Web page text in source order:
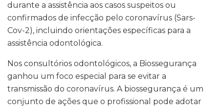
durante a assistência aos casos suspeitos ou
confirmados de infecção pelo coronavírus (Sars-
Cov-2), incluindo orientações específicas para a
assistência odontológica.
Nos consultórios odontológicos, a Biossegurança
ganhou um foco especial para se evitar a
transmissão do coronavírus. A biossegurança é um
conjunto de ações que o profissional pode adotar